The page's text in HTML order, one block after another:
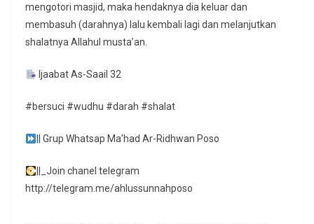
mengotori masjid, maka hendaknya dia keluar dan
membasuh (darahnya) lalu kembali lagi dan melanjutkan
shalatnya Allahul musta’an.
Ijaabat As-Saail 32
#bersuci #wudhu #darah #shalat
|| Grup Whatsap Ma’had Ar-Ridhwan Poso
||_Join chanel telegram
http://telegram.me/ahlussunnahposo